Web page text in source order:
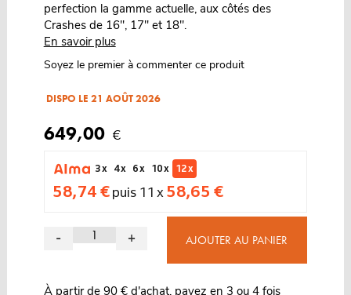
perfection la gamme actuelle, aux côtés des
Crashes de 16", 17" et 18".
En savoir plus
Soyez le premier à commenter ce produit
DISPO LE 21 AOÛT 2026
649,00 €
3 x 4 x 6 x 10 x 12 x
58,74 €puis 11 x 58,65 €
- + AJOUTER AU PANIER
À partir de 90 € d'achat, payez en 3 ou 4 fois